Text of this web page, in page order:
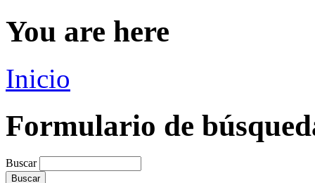
You are here
Inicio
Formulario de
Buscar